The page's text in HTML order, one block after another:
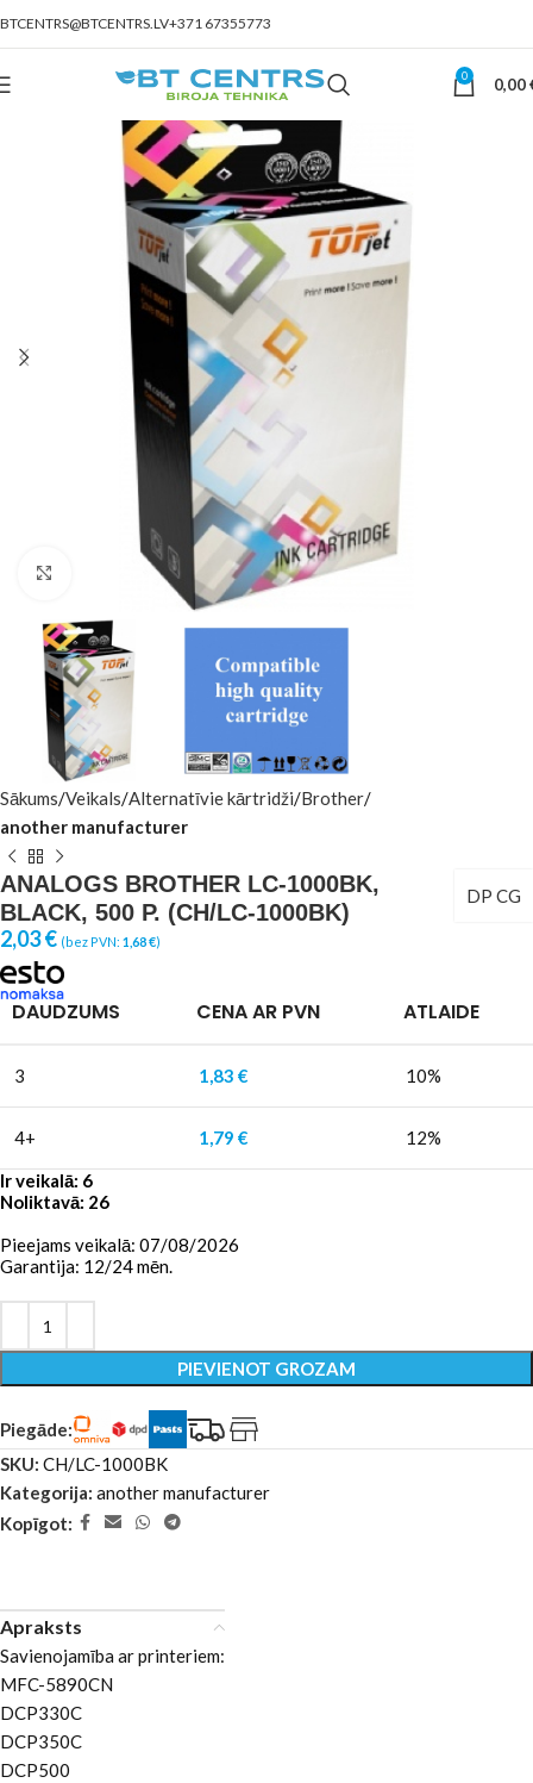
BTCENTRS@BTCENTRS.LV+371 67355773
0 0,00
Click to enlarge
Sākums Veikals Alternatīvie kārtridži Brother
another manufacturer
ANALOGS BROTHER LC-1000BK,
BLACK, 500 P. (CH/LC-1000BK)
DP CG
2,03€ (bez PVN: 1,68€)
DAUDZUMS CENA AR PVN ATLAIDE
3 1,83 € 10%
4+ 1,79 €
12%
Ir veikalā: 6
Noliktavā: 26
Pieejams veikalā: 07/08/2026
Garantija: 12/24 mēn.
PIEVIENOT GROZAM
Piegāde:
SKU: CH/LC-1000BK
Kategorija: another manufacturer
Kopīgot:
Apraksts
Savienojamība ar printeriem:
MFC-5890CN
DCP330C
DCP350C
DCP500